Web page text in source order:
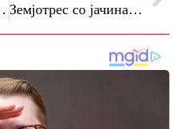
зафати Скопје Земјотрес со јачина од 3,5 степени почувствуван во Скопје